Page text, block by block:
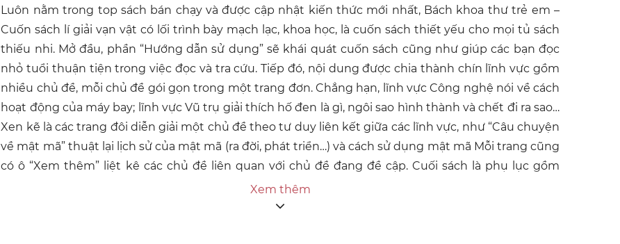
Luôn nằm trong top sách bán chạy và được cập nhật kiến thức mới nhất, Bách khoa thư trẻ em –
Cuốn sách lí giải vạn vật có lối trình bày mạch lạc, khoa học, là cuốn sách thiết yếu cho mọi tủ sách
thiếu nhi. Mở đầu, phần “Hướng dẫn sử dụng” sẽ khái quát cuốn sách cũng như giúp các bạn đọc
nhỏ tuổi thuận tiện trong việc đọc và tra cứu. Tiếp đó, nội dung được chia thành chín lĩnh vực gồm
nhiều chủ đề, mỗi chủ đề gói gọn trong một trang đơn. Chẳng hạn, lĩnh vực Công nghệ nói về cách
hoạt động của máy bay; lĩnh vực Vũ trụ giải thích hố đen là gì, ngôi sao hình thành và chết đi ra sao…
Xen kẽ là các trang đôi diễn giải một chủ đề theo tư duy liên kết giữa các lĩnh vực, như “Câu chuyện
về mật mã” thuật lại lịch sử của mật mã (ra đời, phát triển…) và cách sử dụng mật mã Mỗi trang cũng
có ô “Xem thêm” liệt kê các chủ đề liên quan với chủ đề đang đề cập. Cuối sách là phụ lục gồm
danh sách các nhà khoa học, cây sự sống, bản đồ thế giới… Đặc biệt, phiên bản tiếng Việt này còn có
danh sách các quân chủ và triều đại Việt Nam. Sau cùng là phần “Từ vựng” giải nghĩa từ khó và “Chỉ
Xem thêm